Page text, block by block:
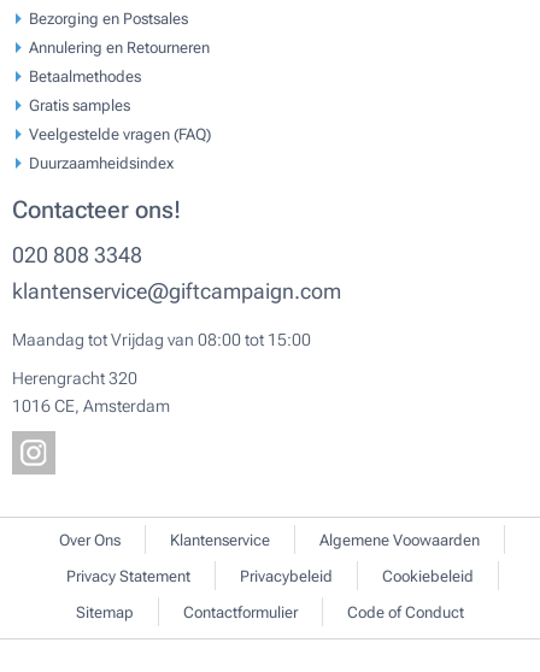
Bezorging en Postsales
Annulering en Retourneren
Betaalmethodes
Gratis samples
Veelgestelde vragen (FAQ)
Duurzaamheidsindex
Contacteer ons!
020 808 3348
klantenservice@giftcampaign.com
Maandag tot Vrijdag van 08:00 tot 15:00
Herengracht 320
1016 CE, Amsterdam
Over Ons Klantenservice
Algemene Voowaarden
Privacy Statement
Privacybeleid
Cookiebeleid
Sitemap
Contactformulier Code of Conduct